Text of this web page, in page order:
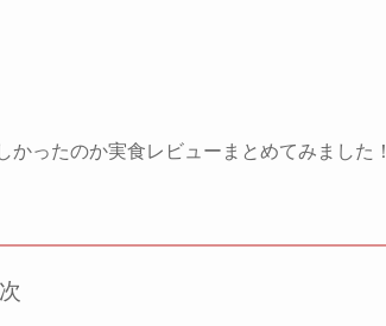
ったのか実食レビューまとめてみました！